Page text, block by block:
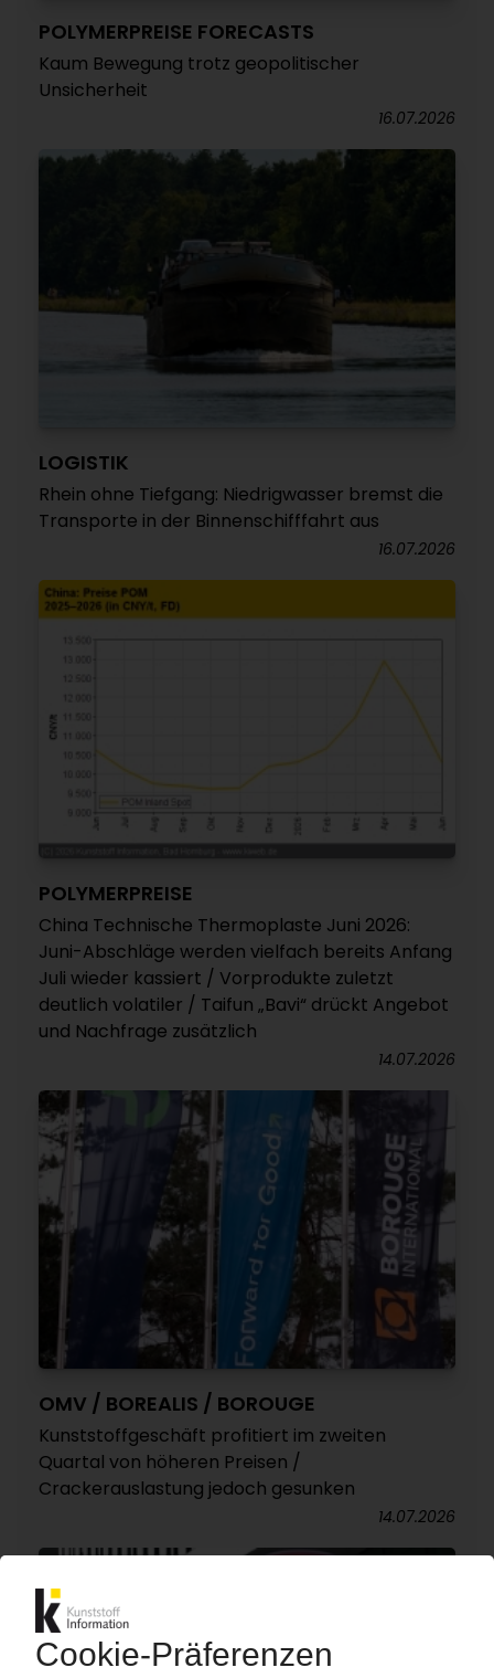
POLYMERPREISE FORECASTS
Kaum Bewegung trotz geopolitischer
Unsicherheit
16.07.2026
LOGISTIK
Rhein ohne Tiefgang: Niedrigwasser bremst die
Transporte in der Binnenschifffahrt aus
16.07.2026
POLYMERPREISE
China Technische Thermoplaste Juni 2026:
Juni-Abschläge werden vielfach bereits Anfang
Juli wieder kassiert / Vorprodukte zuletzt
deutlich volatiler / Taifun „Bavi“ drückt Angebot
und Nachfrage zusätzlich
14.07.2026
OMV / BOREALIS / BOROUGE
Kunststoffgeschäft profitiert im zweiten
Quartal von höheren Preisen /
Crackerauslastung jedoch gesunken
14.07.2026